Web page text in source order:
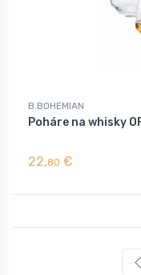
B.BOHEMIAN
Poháre na whisky
22,80 €